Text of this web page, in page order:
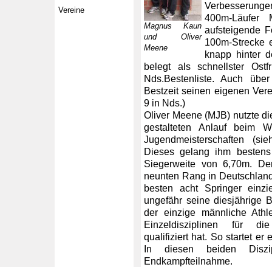
Vereine
Magnus Kaun
und Oliver
Meene
400m-
aufsteigende
100m-Strecke
knapp hinter
belegt als schnellster
Nds.Bestenliste. Auch
Bestzeit seinen eigenen
9 in Nds.)
Oliver Meene (MJB) nutzte
gestalteten Anlauf beim
Jugendmeisterschaften
Dieses gelang ihm
Siegerweite von 6,70m.
neunten Rang in
besten acht Springer
ungefähr seine diesjährige
der einzige männliche
Einzeldisziplinen für die
qualifiziert hat. So startet er
In diesen beiden
Endkampfteilnahme.